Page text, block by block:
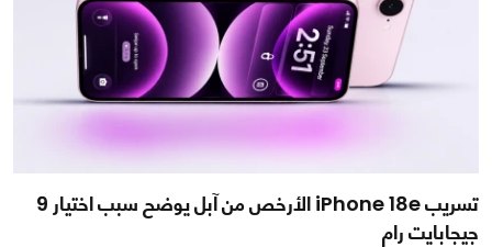
تسريب iPhone 18e الأرخص من آبل يوضح سبب اختيار 9
جيجابايت رام